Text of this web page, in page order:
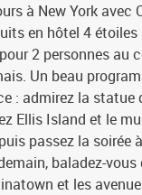
à New York avec
en hôtel 4
2 personnes au
Un beau
: admirez la statue
Ellis Island et le
passez la soirée
baladez-
et les